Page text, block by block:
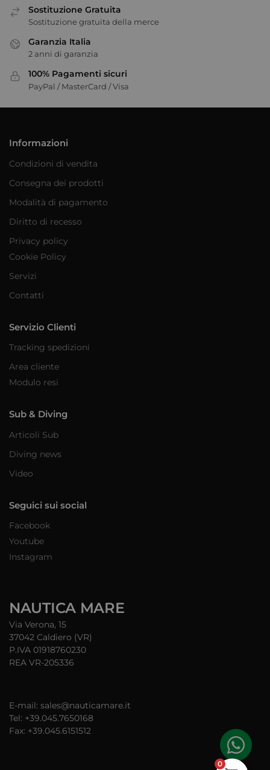
Sostituzione Gratuita
Sostituzione gratuita della merce
Garanzia Italia
2 anni di garanzia
100% Pagamenti sicuri
PayPal / MasterCard / Visa
Informazioni
Condizioni di vendita
Consegna dei prodotti
Modalità di pagamento
Diritto di recesso
Privacy policy
Cookie Policy
Servizi
Contatti
Servizio Clienti
Tracking spedizioni
Area cliente
Modulo resi
Sub & Diving
Articoli Sub
Diving news
Video
Seguici sui social
Facebook
Youtube
Instagram
NAUTICA MARE
Via Verona, 15
37042 Caldiero (VR)
P.IVA 01918760230
REA VR-205336
E-mail: sales@nauticamare.it
Tel: +39.045.7650168
Fax: +39.045.6151512
0